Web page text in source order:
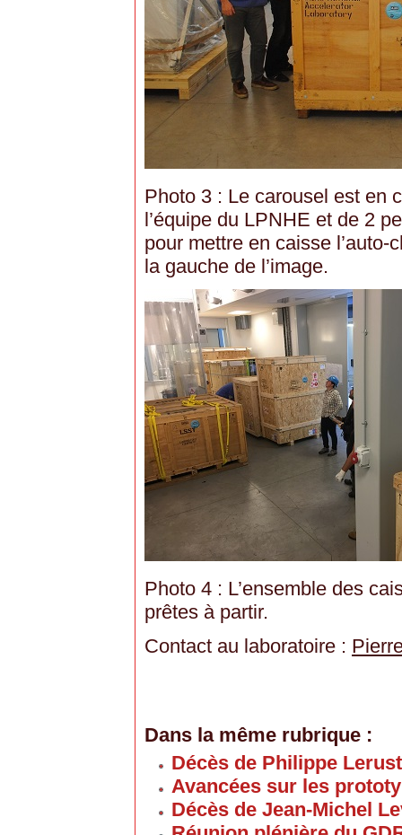
Photo 3 : Le carousel est en
l’équipe du LPNHE et de 2
pour mettre en caisse l’auto-
la gauche de l’image.
Photo 4 : L’ensemble des
prêtes à partir.
Contact au laboratoire :
Dans la même rubrique :
Décès de Philippe
Avancées sur les
Décès de Jean-Michel